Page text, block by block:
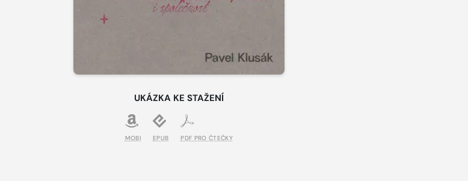
UKÁZKA KE STAŽENÍ
MOBI EPUB PDF PRO ČTEČKY